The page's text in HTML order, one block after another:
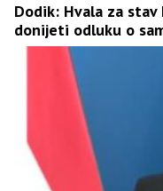
Dodik: Hvala za stav
donijeti odluku o